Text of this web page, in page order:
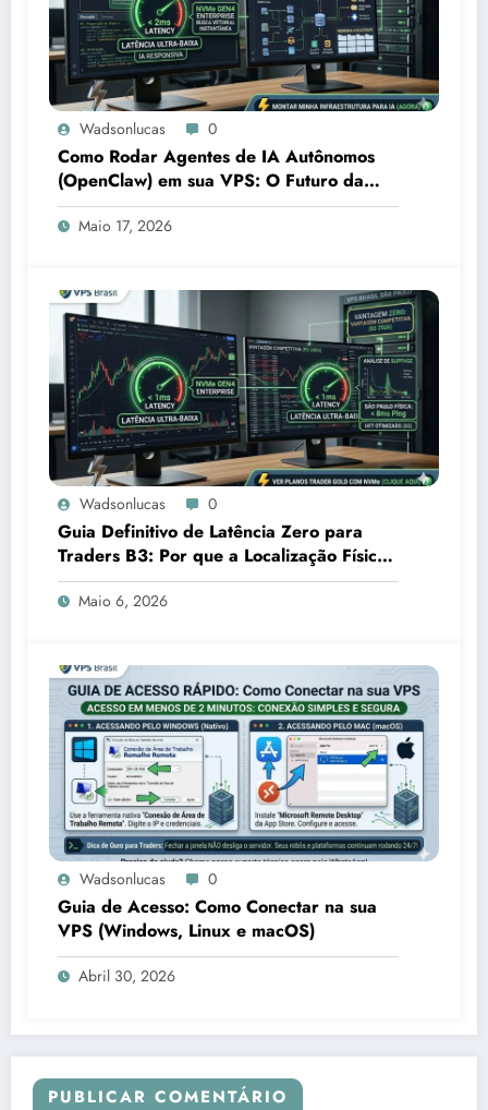
Wadsonlucas 0
Como Rodar Agentes de IA Autônomos
(OpenClaw) em sua VPS: O Futuro da
Automação Corporativa
Maio 17, 2026
Wadsonlucas 0
Guia Definitivo de Latência Zero para
Traders B3: Por que a Localização Física
em São Paulo é sua Vantagem
Competitiva
Maio 6, 2026
Wadsonlucas 0
Guia de Acesso: Como Conectar na sua
VPS (Windows, Linux e macOS)
Abril 30, 2026
PUBLICAR COMENTÁRIO